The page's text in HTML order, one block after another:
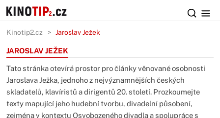
Kinotip2.cz Jaroslav Ježek
JAROSLAV JEŽEK
Tato stránka otevírá prostor pro články věnované osobnosti
Jaroslava Ježka, jednoho z nejvýznamnějších českých
skladatelů, klavíristů a dirigentů 20. století. Prozkoumejte
texty mapující jeho hudební tvorbu, divadelní působení,
zejména v kontextu Osvobozeného divadla a spolupráce s